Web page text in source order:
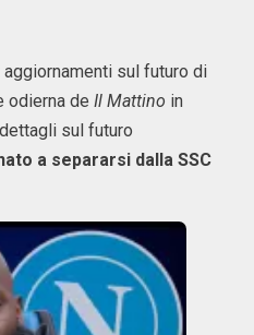
aggiornamenti sul futuro di
odierna de Il Mattino in
sul futuro
a separarsi dalla SSC